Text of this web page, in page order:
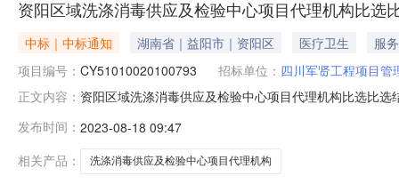
资阳区域洗涤消毒供应及检验中心项目代理机构比选
中标｜中标通知 湖南省｜益阳市｜资阳区 医疗卫生
服务
项目编号： CY51010020100793 招标单位： 四川军贤工程项目管
正文内容： 资阳区域洗涤消毒供应及检验中心项目代理机构比选比
产业有限公司联系电话18200356958比选时间2023年08
发布时间： 2023-08-18 09:47
相关产品：
洗涤消毒供应及检验中心项目代理机构